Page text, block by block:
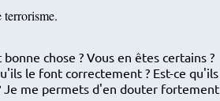
chose ? Vous en êtes certains ?
le font correctement ? Est-ce qu'ils
me permets d'en douter fortement.